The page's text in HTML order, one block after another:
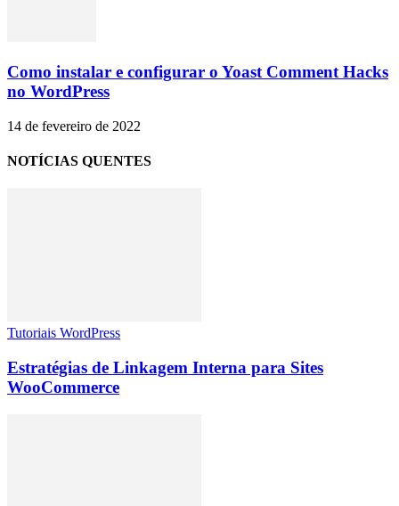
Como instalar e configurar o Yoast Comment Hacks
no WordPress
14 de fevereiro de 2022
NOTÍCIAS QUENTES
Tutoriais WordPress
Estratégias de Linkagem Interna para Sites
WooCommerce